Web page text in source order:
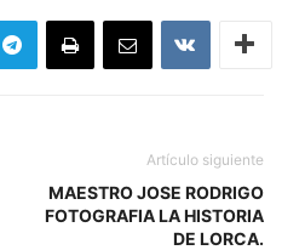
Artículo siguiente
MAESTRO JOSE RODRIGO
FOTOGRAFIA LA HISTORIA
DE LORCA.